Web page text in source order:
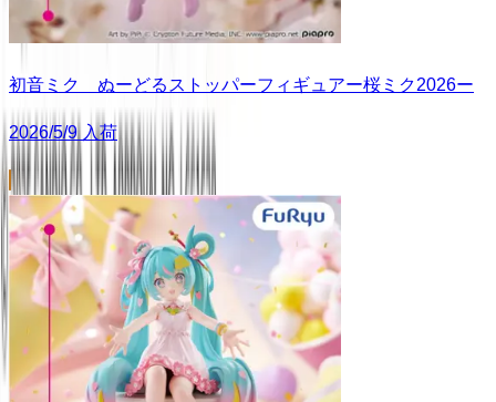
初音ミク ぬーどるストッパーフィギュアー桜ミク2026ー
2026/5/9 入荷